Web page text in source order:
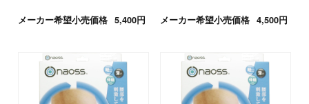
メーカー希望小売価格 5,400円 メーカー希望小売価格 4,500円